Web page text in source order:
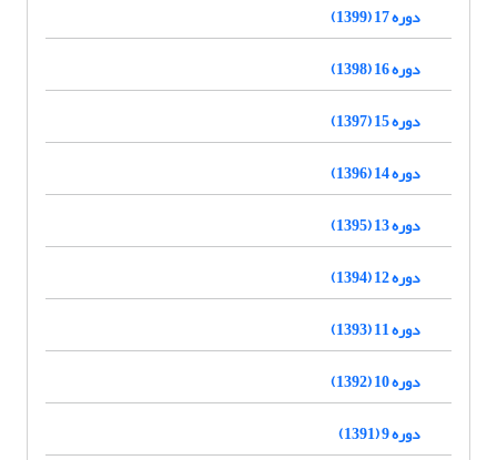
دوره 17 (1399)
دوره 16 (1398)
دوره 15 (1397)
دوره 14 (1396)
دوره 13 (1395)
دوره 12 (1394)
دوره 11 (1393)
دوره 10 (1392)
دوره 9 (1391)